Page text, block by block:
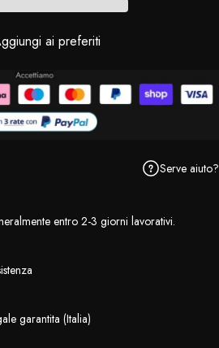
ai preferiti
Serve aiuto?
entro 2-3 giorni lavorativi.
garantita (Italia)